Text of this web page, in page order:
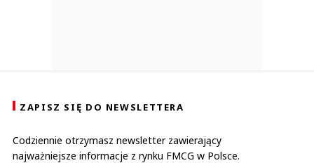
ZAPISZ SIĘ DO NEWSLETTERA
Codziennie otrzymasz newsletter zawierający
najważniejsze informacje z rynku FMCG w Polsce.